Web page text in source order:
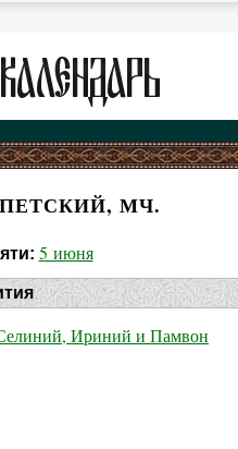
МЧ.
5 июня
Ириний и Памвон